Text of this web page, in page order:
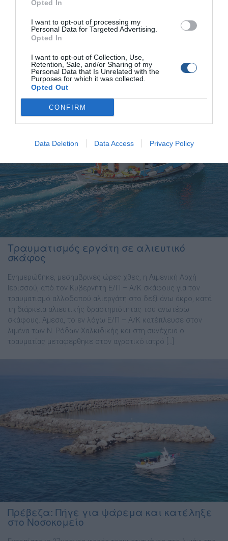
Opted In
I want to opt-out of processing my
Personal Data for Targeted Advertising.
Opted In
I want to opt-out of Collection, Use,
Retention, Sale, and/or Sharing of my
Personal Data that Is Unrelated with the
Purposes for which it was collected.
Opted Out
CONFIRM
Data Deletion Data Access Privacy Policy
Άνδρο, όταν ένας 77χρονος τραυματίστηκε στο χέρι κατά τη
διάρκεια ψαρέματος με δυναμίτη στην παραλία «Αγία Μονή». Ο
συνέβη το ατύχημα με την εκρηκτική ύλη, γεγονός που
προκάλεσε άμεση κινητοποίηση των Αρχών. Σύμφωνα με το
Λιμενικό Σώμα, στο […]
Τραυματισμός εργάτη σε αλιευτικό
σκάφος
Ενημερώθηκε, μεσημβρινές ώρες χθες, η Λιμενική Αρχή
Ιερισσού, από τον Κυβερνήτη Ε/Π – Α/Κ σκάφους για τον
τραυματισμό αλλοδαπού αλιεργάτη στο δεξί άνω άκρο, κατά
τη διάρκεια αλιευτικής δραστηριότητας του ανωτέρω
σκάφους. Άμεσα, το εν λόγω Ε/Π – Α/Κ κατέπλευσε στον
λιμένα των Ν. Ρόδων Χαλκιδικής και στη συνέχεια ο
τραυματίας μεταφέρθηκε στον αγροτικό ιατρό […]
Πρέβεζα: Πήγε για ψάρεμα και κατέληξε
στο Νοσοκομείο